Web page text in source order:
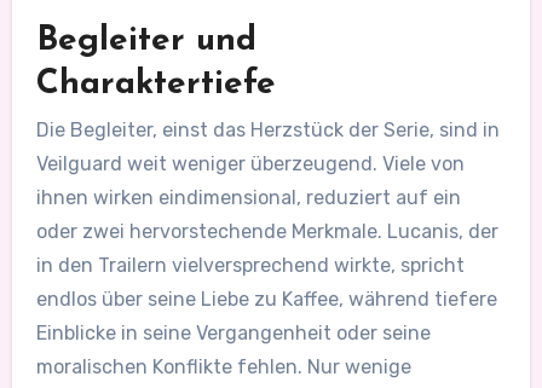
Begleiter und
Charaktertiefe
Die Begleiter, einst das Herzstück der Serie, sind in
Veilguard weit weniger überzeugend. Viele von
ihnen wirken eindimensional, reduziert auf ein
oder zwei hervorstechende Merkmale. Lucanis, der
in den Trailern vielversprechend wirkte, spricht
endlos über seine Liebe zu Kaffee, während tiefere
Einblicke in seine Vergangenheit oder seine
moralischen Konflikte fehlen. Nur wenige